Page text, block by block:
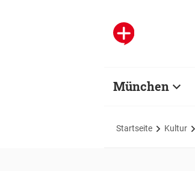
München
Startseite Kultur